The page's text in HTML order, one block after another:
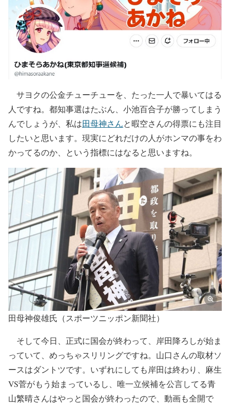
サヨクの公金チューチューを、たった一人で暴いてはる
人ですね。都知事選はたぶん、小池百合子が勝ってしまう
んでしょうが、私は田母神さんと暇空さんの得票にも注目
したいと思います。現実にどれだけの人がホンマの事をわ
かってるのか、という指標にはなると思いますね。
田母神俊雄氏（スポーツニッポン新聞社）
そして今日、正式に国会が終わって、岸田降ろしが始ま
っていて、めっちゃスリリングですね。山口さんの取材ソ
ースはダントツです。いずれにしても岸田は終わり、麻生
VS菅がもう始まっているし、唯一立候補を公言してる青
山繁晴さんはやっと国会が終わったので、動画も全開で